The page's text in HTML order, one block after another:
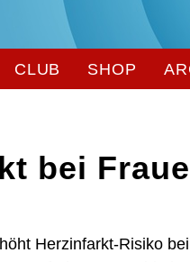
CLUB SHOP
bei
Herzinfarkt-Risiko